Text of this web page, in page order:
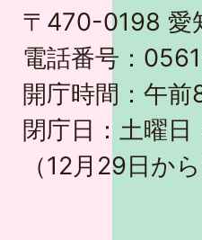
〒470-0198 愛
電話番号：
開庁時間：午
閉庁日：土曜日
（12月29日か